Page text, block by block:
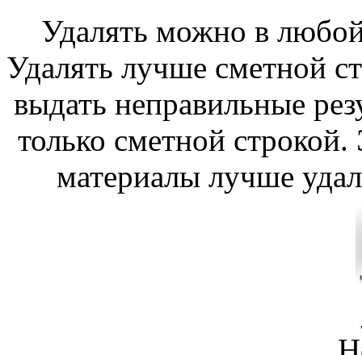
Удалять можно в
Удалять лучше сметной
выдать неправильные
только сметной
материалы лучше